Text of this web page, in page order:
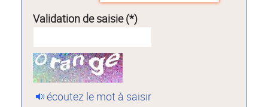
Validation de saisie (*)
écoutez le mot à saisir